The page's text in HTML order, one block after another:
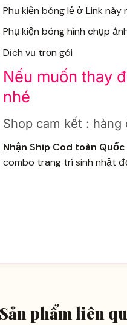
Phụ kiện bóng lẻ ở Link này
Phụ kiện bóng hình chụp
Dịch vụ trọn gói
Nếu muốn thay
nhé
Shop cam kết :
Nhận Ship Cod toàn Quốc
combo trang trí sinh nhật
phẩm liên